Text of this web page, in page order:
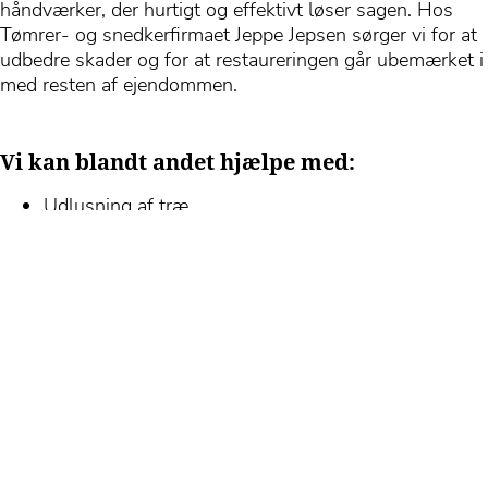
håndværker, der hurtigt og effektivt løser sagen. Hos
Tømrer- og snedkerfirmaet Jeppe Jepsen sørger vi for at
udbedre skader og for at restaureringen går ubemærket i
med resten af ejendommen.
Vi kan blandt andet hjælpe med:
Udlusning af træ